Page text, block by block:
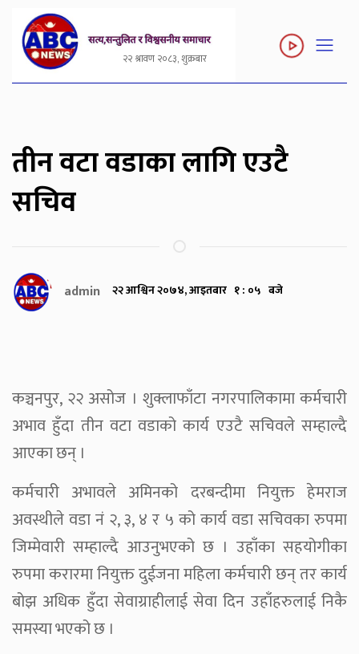
२२ श्रावण २०८३, शुक्रबार
तीन वटा वडाका लागि एउटै
सचिव
admin २२ आश्विन २०७४, आइतबार १ : ०५ बजे
कञ्चनपुर, २२ असोज । शुक्लाफाँटा नगरपालिकामा कर्मचारी
अभाव हुँदा तीन वटा वडाको कार्य एउटै सचिवले सम्हाल्दै
आएका छन् ।
कर्मचारी अभावले अमिनको दरबन्दीमा नियुक्त हेमराज
अवस्थीले वडा नं २, ३, ४ र ५ को कार्य वडा सचिवका रुपमा
जिम्मेवारी सम्हाल्दै आउनुभएको छ । उहाँका सहयोगीका
रुपमा करारमा नियुक्त दुईजना महिला कर्मचारी छन् तर कार्य
बोझ अधिक हुँदा सेवाग्राहीलाई सेवा दिन उहाँहरुलाई निकै
समस्या भएको छ ।